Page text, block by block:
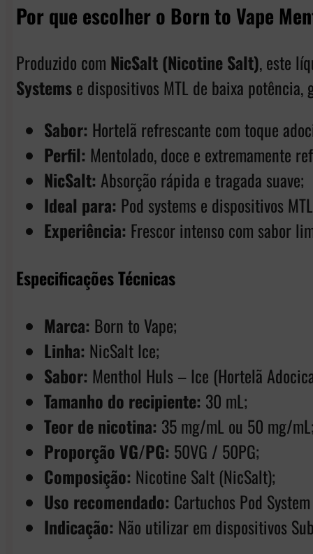
Por que escolher o Born to Vape
Produzido com NicSalt (Nicotine Salt), este
Systemse dispositivos MTL de baixa
Sabor: Hortelã refrescante com toque
Perfil: Mentolado, doce e extremamente
NicSalt: Absorção rápida e tragada suave;
Ideal para: Pod systems e dispositivos
Experiência: Frescor intenso com sabor
Especificações Técnicas
Marca: Born to Vape;
Linha: NicSalt Ice;
Sabor: Menthol Huls – Ice (Hortelã
Tamanho do recipiente: 30 mL;
Teor de nicotina: 35 mg/mL ou 50 mg/
Proporção VG/PG: 50VG / 50PG;
Composição: Nicotine Salt (NicSalt);
Uso recomendado: Cartuchos Pod
Indicação: Não utilizar em dispositivos